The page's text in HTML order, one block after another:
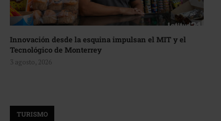
Innovación desde la esquina impulsan el MIT y el
Tecnológico de Monterrey
3 agosto, 2026
TURISMO